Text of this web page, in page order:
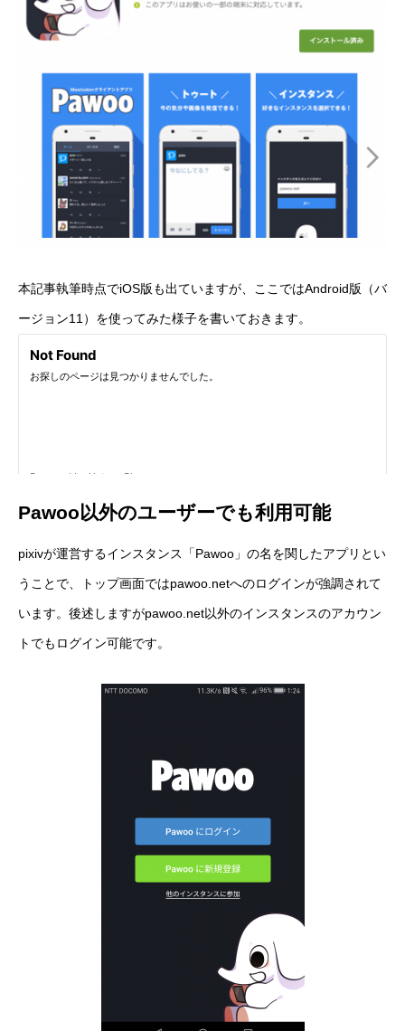
本記事執筆時点でiOS版も出ていますが、ここではAndroid版 （バ
ージョン11）を使ってみた様子を書いておきます。
Pawoo以外のユーザーでも利用可能
pixivが運営するインスタンス「Pawoo」の名を関したアプリとい
うことで、トップ画面ではpawoo.netへのログインが強調されて
います。後述しますがpawoo.net以外のインスタンスのアカウン
トでもログイン可能です。